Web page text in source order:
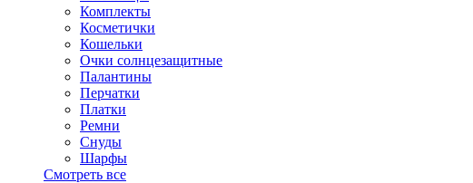
Комплекты
Косметички
Кошельки
Очки солнцезащитные
Палантины
Перчатки
Платки
Ремни
Снуды
Шарфы
Смотреть все